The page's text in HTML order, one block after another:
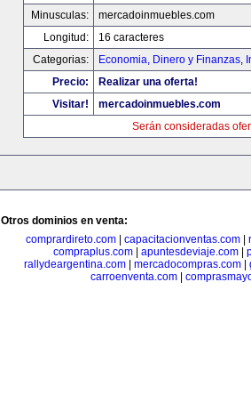
Minusculas:
mercadoinmuebles.com
Longitud:
16 caracteres
Categorias:
Economia, Dinero y Finanzas,
Precio:
Realizar una oferta!
Visitar!
mercadoinmuebles.com
Serán consideradas
Otros dominios en venta:
comprardireto.com| capacitacionventas.com|
compraplus.com| apuntesdeviaje.com|
rallydeargentina.com
mercadocompras.com
carroenventa.com|